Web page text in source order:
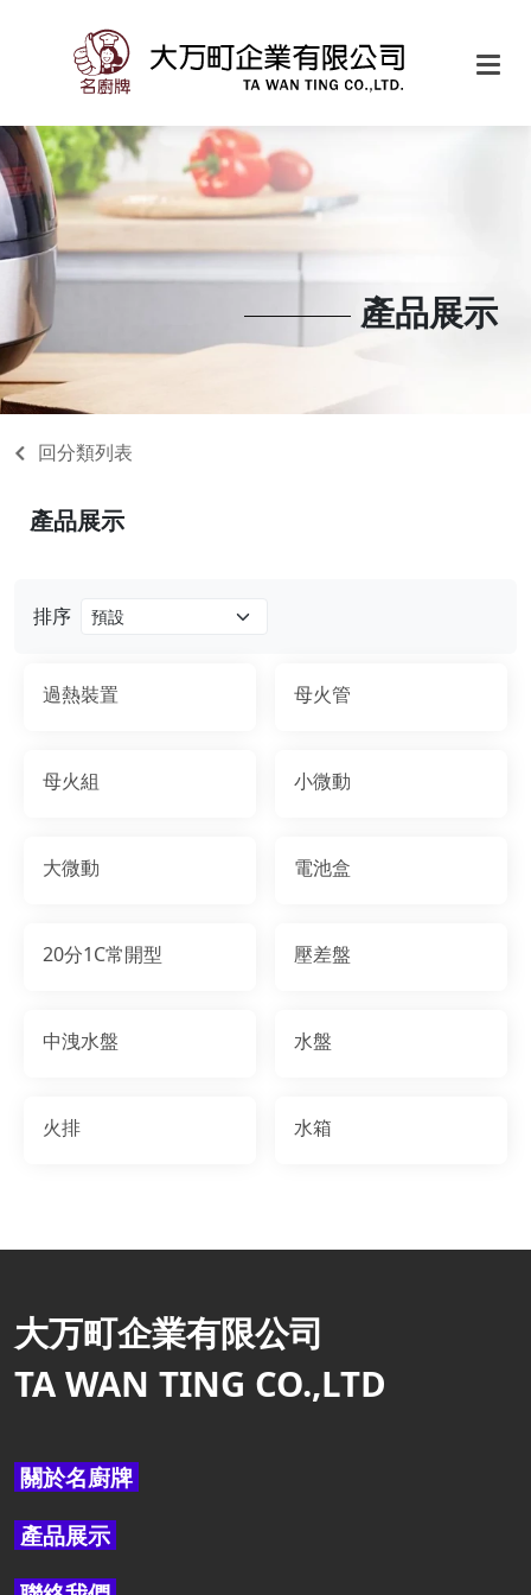
產品展示
回分類列表
排序
過熱裝置 母火管
母火組 小微動
大微動 電池盒
20分1C常開型 壓差盤
中洩水盤 水盤
火排 水箱
產品展示
大万町企業有限公司
TA WAN TING CO.,LTD
關於名廚牌
產品展示